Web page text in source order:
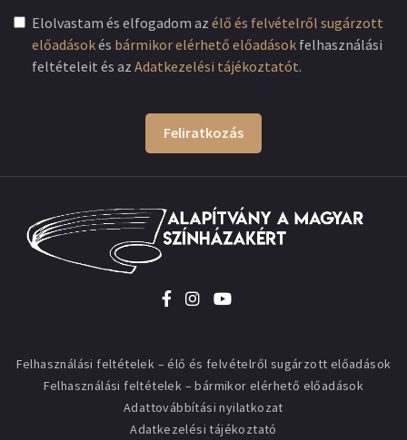
Elolvastam és elfogadom az élő és felvételről sugárzott
előadásokés bármikor elérhető előadások felhasználási
feltételeit és az Adatkezelési tájékoztatót.
Feliratkozás
Felhasználási feltételek – élő és felvételről sugárzott előadások
Felhasználási feltételek – bármikor elérhető előadások
Adattovábbítási nyilatkozat
Adatkezelési tájékoztató